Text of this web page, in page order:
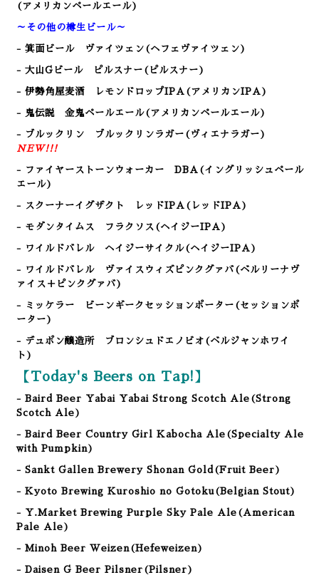
(アメリカンペールエール)
～その他の樽生ビール～
- 箕面ビール ヴァイツェン(ヘフェヴァイツェン)
- 大山Gビール ピルスナー(ピルスナー)
- 伊勢角屋麦酒 レモンドロップIPA (アメリカンIPA)
- 鬼伝説 金鬼ペールエール(アメリカンペールエール)
- ブルックリン ブルックリンラガー(ヴィエナラガー)
NEW!!!
- ファイヤーストーンウォーカー DBA(イングリッシュペール
エール)
- スクーナーイグザクト レッドIPA(レッドIPA)
- モダンタイムス フラクソス(ヘイジーIPA)
- ワイルドバレル ヘイジーサイクル(ヘイジーIPA)
- ワイルドバレル ヴァイスウィズピンクグァバ(ベルリーナヴ
ァイス＋ピンクグァバ)
- ミッケラー ビーンギークセッションポーター(セッションポ
ーター)
- デュポン醸造所 ブロンシュドエノビオ(ベルジャンホワイ
ト)
【Today's Beers on Tap!】
- Baird Beer Yabai Yabai Strong Scotch Ale (Strong
Scotch Ale)
- Baird Beer Country Girl Kabocha Ale(Specialty Ale
with Pumpkin)
- Sankt Gallen Brewery Shonan Gold(Fruit Beer)
- Kyoto Brewing Kuroshio no Gotoku(Belgian Stout)
- Y.Market Brewing Purple Sky Pale Ale(American
Pale Ale)
- Minoh Beer Weizen(Hefeweizen)
- Daisen G Beer Pilsner(Pilsner)